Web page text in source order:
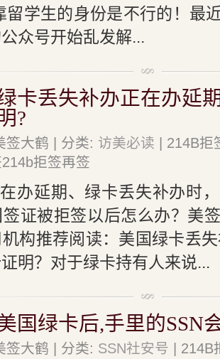
留学生的身份是不行的！最
众号开始乱发解...
卡丢失补办正在办延
?
签大鹤 | 分类: 访美必读 | 214B
拒签再签
办延期、绿卡丢失补办时
证被拒签以后怎么办？美
构推荐阅读：美国绿卡丢
明？对于绿卡持有人来说...
国绿卡后,手里的SSN
签大鹤 | 分类: SSN社安号 |